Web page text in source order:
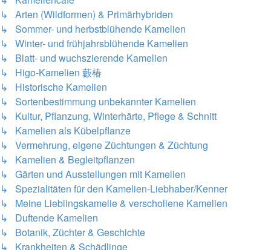
↳ Arten (Wildformen) & Primärhybriden
↳ Sommer- und herbstblühende Kamelien
↳ Winter- und frühjahrsblühende Kamelien
↳ Blatt- und wuchszierende Kamelien
↳ Higo-Kamelien 藪椿
↳ Historische Kamelien
↳ Sortenbestimmung unbekannter Kamelien
↳ Kultur, Pflanzung, Winterhärte, Pflege & Schnitt
↳ Kamelien als Kübelpflanze
↳ Vermehrung, eigene Züchtungen & Züchtung
↳ Kamelien & Begleitpflanzen
↳ Gärten und Ausstellungen mit Kamelien
↳ Spezialitäten für den Kamelien-Liebhaber/Kenner
↳ Meine Lieblingskamelie & verschollene Kamelien
↳ Duftende Kamelien
↳ Botanik, Züchter & Geschichte
↳ Krankheiten & Schädlinge